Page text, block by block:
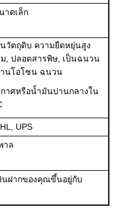
าดเล็ก
วัตถุดิบ ความยืดหยุ่นสูง
, ปลอดสารพิษ, เป็นฉนวน
นโอโซน ฉนวน
าศหรือน้ำมันปานกลางใน
UPS
าล
นฝากของคุณขึ้นอยู่กับ